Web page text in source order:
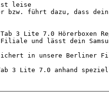
3 Lite 7.0 Hörerboxen
und lässt dein
in unsere Berliner
Tab 3 Lite 7.0 anhand